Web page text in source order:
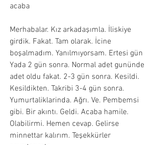
acaba
Merhabalar. Kız arkadaşımla. İliskiye
girdik. Fakat. Tam olarak. İcine
boşalmadım. Yanılmıyorsam. Ertesi gün
Yada 2 gün sonra. Normal adet gunünde
adet oldu fakat. 2-3 gün sonra. Kesildi.
Kesildikten. Takribi 3-4 gün sonra.
Yumurtaliklarinda. Ağrı. Ve. Pembemsi
gibi. Bir akıntı. Geldi. Acaba hamile.
Olabilirmi. Hemen cevap. Gelirse
minnettar kalırım. Teşekkürler